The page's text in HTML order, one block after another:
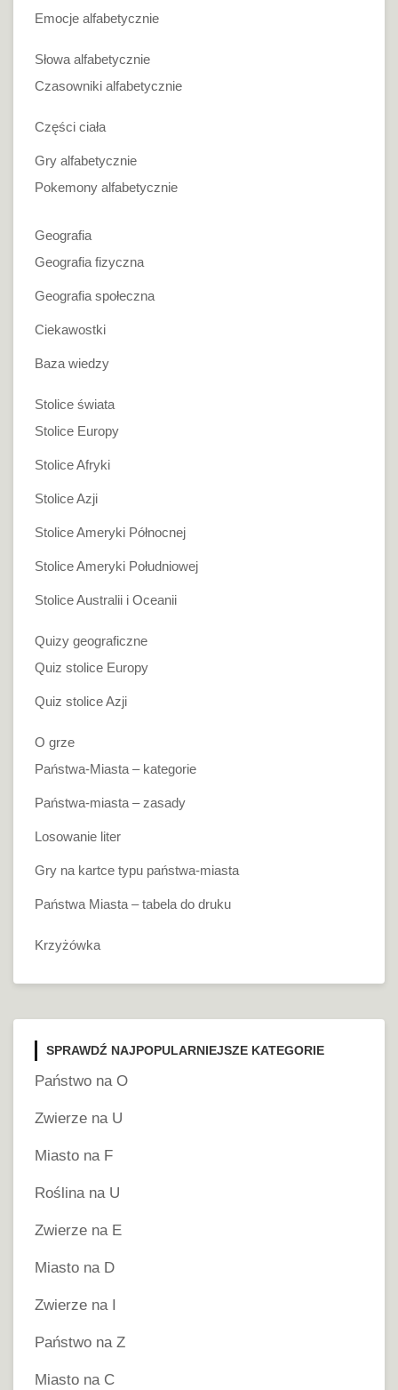
Emocje alfabetycznie
Słowa alfabetycznie
Czasowniki alfabetycznie
Części ciała
Gry alfabetycznie
Pokemony alfabetycznie
Geografia
Geografia fizyczna
Geografia społeczna
Ciekawostki
Baza wiedzy
Stolice świata
Stolice Europy
Stolice Afryki
Stolice Azji
Stolice Ameryki Północnej
Stolice Ameryki Południowej
Stolice Australii i Oceanii
Quizy geograficzne
Quiz stolice Europy
Quiz stolice Azji
O grze
Państwa-Miasta – kategorie
Państwa-miasta – zasady
Losowanie liter
Gry na kartce typu państwa-miasta
Państwa Miasta – tabela do druku
Krzyżówka
SPRAWDŹ NAJPOPULARNIEJSZE KATEGORIE
Państwo na O
Zwierze na U
Miasto na F
Roślina na U
Zwierze na E
Miasto na D
Zwierze na I
Państwo na Z
Miasto na C